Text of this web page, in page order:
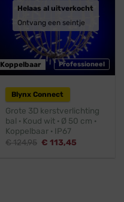
Professioneel
Koppelbaar
Helaas al uitverkocht
Ontvang een seintje
Blynx Connect
Grote 3D kerstverlichting
bal · Koud wit · Ø 50 cm ·
Koppelbaar · IP67
€124,95 Oorspronkelijke
€ 113,45